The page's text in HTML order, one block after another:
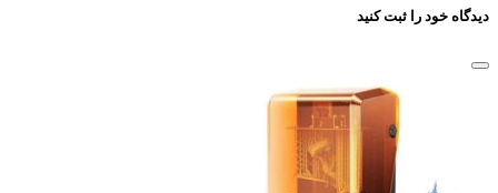
دیدگاه خود را ثبت کنید